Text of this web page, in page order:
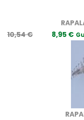
8,95 €
10,54 €